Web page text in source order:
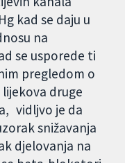
kad se daju u
na
se usporede ti
pregledom o
druge
vidljvo je da
snižavanja
djelovanja na